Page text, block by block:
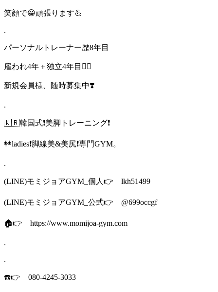
笑顔で😀頑張ります💪
.
パーソナルトレーナー歴8年目
雇われ4年＋独立4年目🙇‍♂️
新規会員様、随時募集中❣️
.
🇰🇷韓国式❗️美脚トレーニング❗️
👭ladies❗️脚線美&美尻❗️専門GYM。
.
(LINE)モミジョアGYM_個人👉 lkh51499
(LINE)モミジョアGYM_公式👉 @699occgf
🏠👉 https://www.momijoa-gym.com
.
.
☎️👉 080-4245-3033